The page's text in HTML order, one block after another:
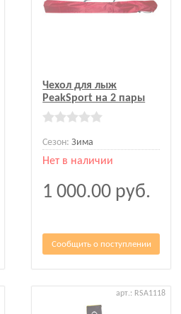
Чехол для лыж
PeakSport на 2 пары
Сезон: Зима
Нет в наличии
1 000.00 руб.
Сообщить о поступлении
арт.: RSA1118